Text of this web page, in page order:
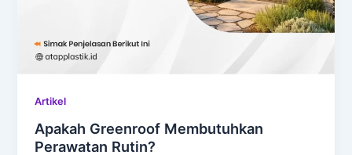
Artikel
Apakah Greenroof Membutuhkan
Perawatan Rutin?